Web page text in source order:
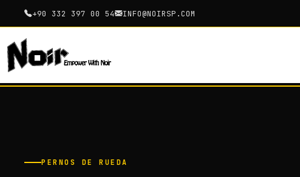
+90 332 397 00 54 INFO@NOIRSP.COM
PERNOS DE RUEDA